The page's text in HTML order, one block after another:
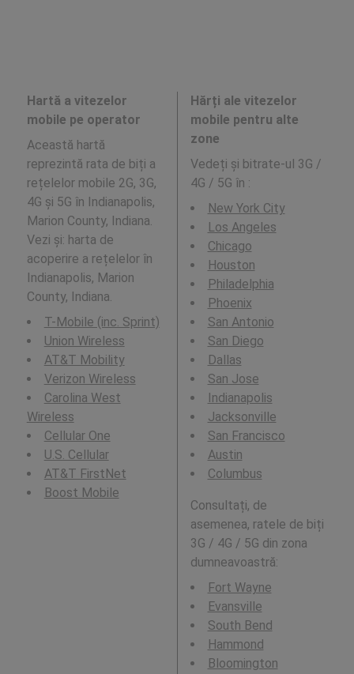
Hartă a vitezelor
mobile pe operator
Această hartă
reprezintă rata de biți a
rețelelor mobile 2G, 3G,
4G și 5G în Indianapolis,
Marion County, Indiana.
Vezi și: harta de
acoperire a rețelelor în
Indianapolis, Marion
County, Indiana.
T-Mobile (inc. Sprint)
Union Wireless
AT&T Mobility
Verizon Wireless
Carolina West
Wireless
Cellular One
U.S. Cellular
AT&T FirstNet
Boost Mobile
Hărți ale vitezelor
mobile pentru alte
zone
Vedeți și bitrate-ul 3G /
4G / 5G în :
New York City
Los Angeles
Chicago
Houston
Philadelphia
Phoenix
San Antonio
San Diego
Dallas
San Jose
Indianapolis
Jacksonville
San Francisco
Austin
Columbus
Consultați, de
asemenea, ratele de biți
3G / 4G / 5G din zona
dumneavoastră:
Fort Wayne
Evansville
South Bend
Hammond
Bloomington